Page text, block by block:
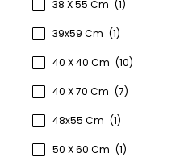
38 X 55 Cm (1)
39x59 Cm (1)
40 X 40 Cm (10)
40 X 70 Cm (7)
48x55 Cm (1)
50 X 60 Cm (1)